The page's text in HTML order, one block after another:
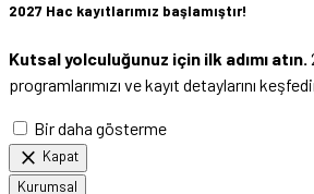
2027 Hac kayıtlarımız başlamıştır!
Kutsal yolculuğunuz için ilk adımı atın.
programlarımızı ve kayıt detaylarını
Bir daha gösterme
close Kapat
Kurumsal